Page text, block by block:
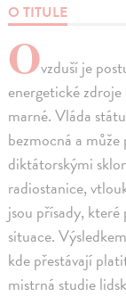
O TITULE
Ovzduší je
energetické
marné. Vláda
bezmocná a
diktátorskými
radiostanice,
jsou přísady,
situace.
kde přestávají
mistrná studie